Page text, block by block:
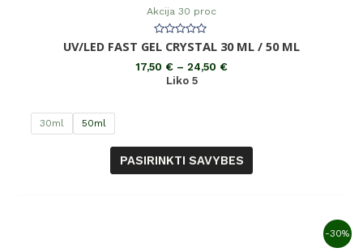
Akcija 30 proc
Įvertinimas:
0
iš
5
UV/LED FAST GEL CRYSTAL 30 ML / 50 ML
17,50 € – 24,50 €
Liko 5
30ml 50ml
PASIRINKTI SAVYBES
-30%